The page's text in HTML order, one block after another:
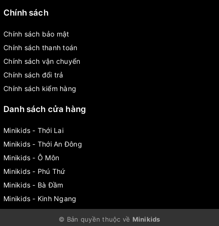
Chính sách
Chính sách bảo mật
Chính sách thanh toán
Chính sách vận chuyển
Chính sách đổi trả
Chính sách kiểm hàng
Danh sách cửa hàng
Minikids - Thới Lai
Minikids - Thới An Đông
Minikids - Ô Môn
Minikids - Phú Thứ
Minikids - Bà Đầm
Minikids - Kinh Ngang
© Bản quyền thuộc về Minikids